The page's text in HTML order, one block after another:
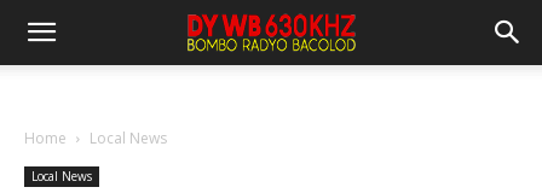
Home Local News
Local News